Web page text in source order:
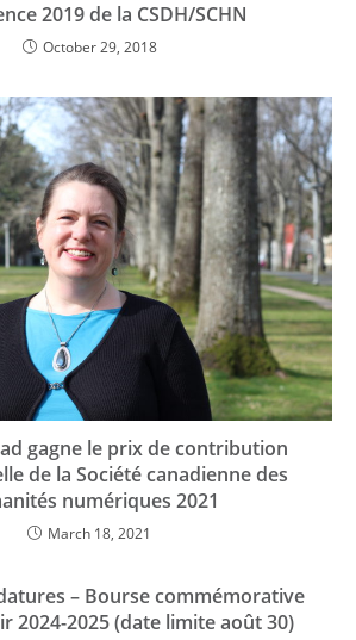
2019 de la CSDH/SCHN
October 29, 2018
gagne le prix de contribution
de la Société canadienne des
numériques 2021
March 18, 2021
– Bourse commémorative
2024-2025 (date limite août 30)